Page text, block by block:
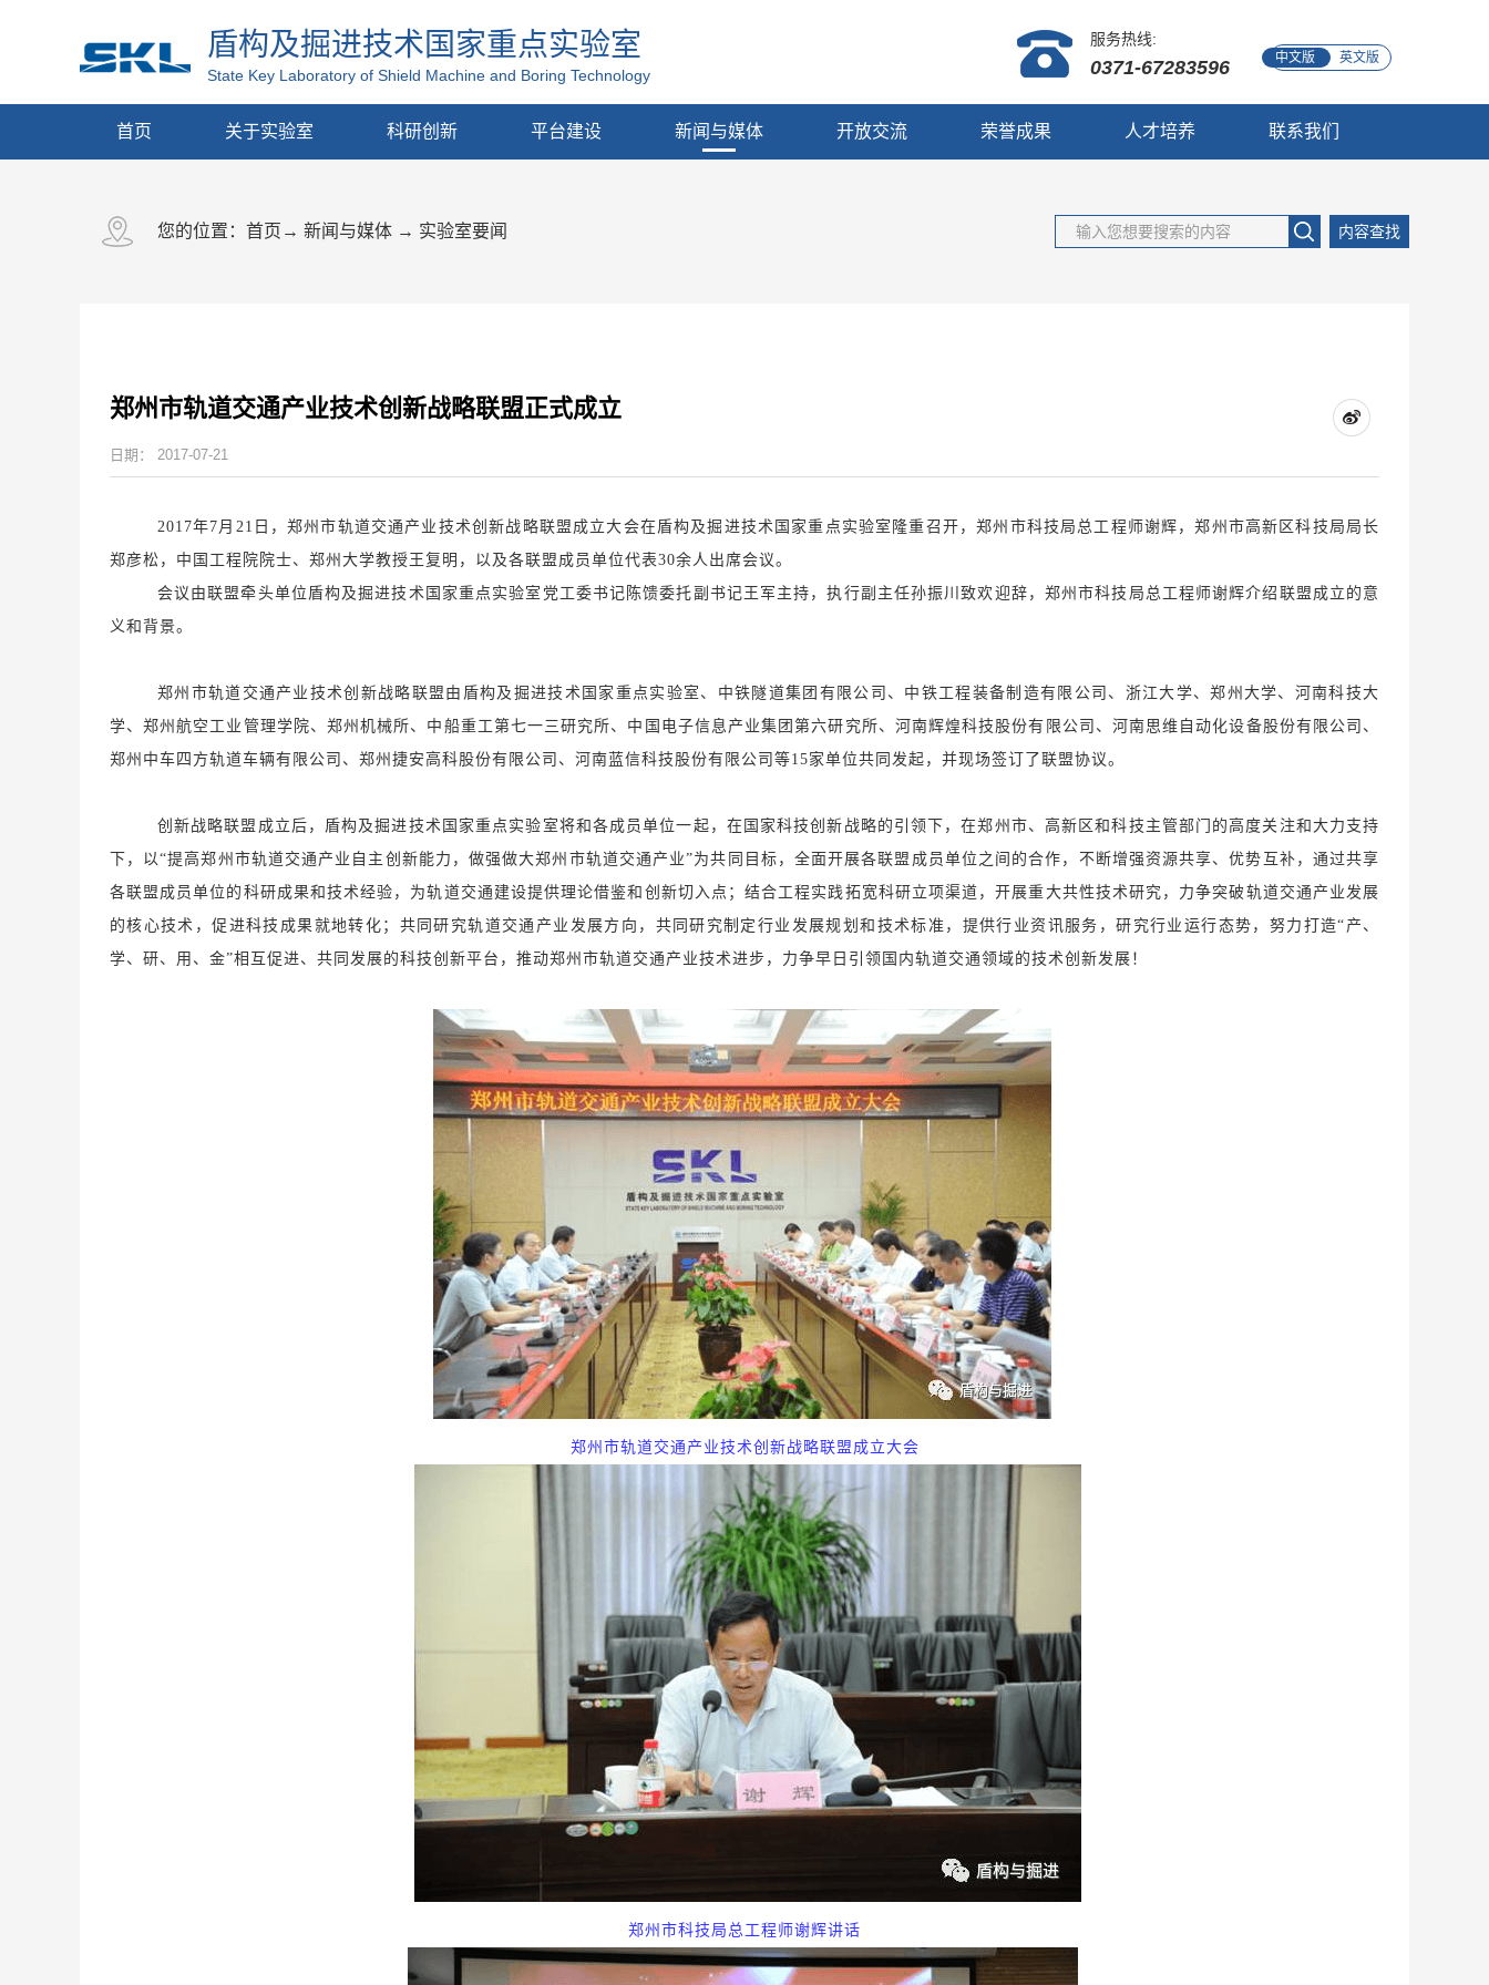
盾构及掘进技术国家重点实验室
State Key Laboratory of Shield Machine and Boring Technology
中文版 英文版
服务热线:
0371-67283596
首页 关于实验室 科研创新 平台建设 新闻与媒体 开放交流 荣誉成果 人才培养 联系我们
您的位置： 首页 → 新闻与媒体 → 实验室要闻 内容查找
郑州市轨道交通产业技术创新战略联盟正式成立
日期： 2017-07-21
2017年7月21日，郑州市轨道交通产业技术创新战略联盟成立大会在盾构及掘进技术国家重点实验室隆重召开，郑州市科技局总工程师谢辉，郑州市高新区科技局局长
郑彦松，中国工程院院士、郑州大学教授王复明，以及各联盟成员单位代表30余人出席会议。
会议由联盟牵头单位盾构及掘进技术国家重点实验室党工委书记陈馈委托副书记王军主持，执行副主任孙振川致欢迎辞，郑州市科技局总工程师谢辉介绍联盟成立的意
义和背景。
郑州市轨道交通产业技术创新战略联盟由盾构及掘进技术国家重点实验室、中铁隧道集团有限公司、中铁工程装备制造有限公司、浙江大学、郑州大学、河南科技大
学、郑州航空工业管理学院、郑州机械所、中船重工第七一三研究所、中国电子信息产业集团第六研究所、河南辉煌科技股份有限公司、河南思维自动化设备股份有限公司、
郑州中车四方轨道车辆有限公司、郑州捷安高科股份有限公司、河南蓝信科技股份有限公司等15家单位共同发起，并现场签订了联盟协议。
创新战略联盟成立后，盾构及掘进技术国家重点实验室将和各成员单位一起，在国家科技创新战略的引领下，在郑州市、高新区和科技主管部门的高度关注和大力支持
下，以“提高郑州市轨道交通产业自主创新能力，做强做大郑州市轨道交通产业”为共同目标，全面开展各联盟成员单位之间的合作，不断增强资源共享、优势互补，通过共享
各联盟成员单位的科研成果和技术经验，为轨道交通建设提供理论借鉴和创新切入点；结合工程实践拓宽科研立项渠道，开展重大共性技术研究，力争突破轨道交通产业发展
的核心技术，促进科技成果就地转化；共同研究轨道交通产业发展方向，共同研究制定行业发展规划和技术标准，提供行业资讯服务，研究行业运行态势，努力打造“产、
学、研、用、金”相互促进、共同发展的科技创新平台，推动郑州市轨道交通产业技术进步，力争早日引领国内轨道交通领域的技术创新发展！
郑州市轨道交通产业技术创新战略联盟成立大会
郑州市科技局总工程师谢辉讲话